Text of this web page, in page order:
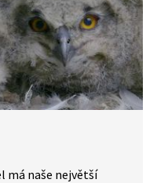
má naše největší